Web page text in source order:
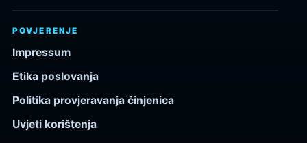
POVJERENJE
Impressum
Etika poslovanja
Politika provjeravanja činjenica
Uvjeti korištenja